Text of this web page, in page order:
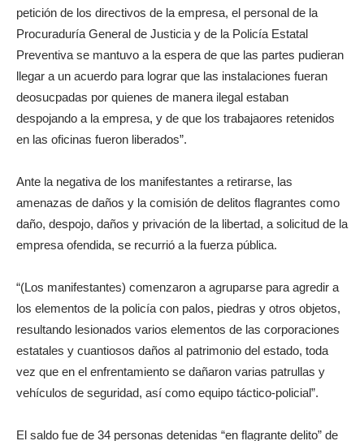
petición de los directivos de la empresa, el personal de la
Procuraduría General de Justicia y de la Policía Estatal
Preventiva se mantuvo a la espera de que las partes pudieran
llegar a un acuerdo para lograr que las instalaciones fueran
deosucpadas por quienes de manera ilegal estaban
despojando a la empresa, y de que los trabajaores retenidos
en las oficinas fueron liberados”.
Ante la negativa de los manifestantes a retirarse, las
amenazas de daños y la comisión de delitos flagrantes como
daño, despojo, daños y privación de la libertad, a solicitud de la
empresa ofendida, se recurrió a la fuerza pública.
“(Los manifestantes) comenzaron a agruparse para agredir a
los elementos de la policía con palos, piedras y otros objetos,
resultando lesionados varios elementos de las corporaciones
estatales y cuantiosos daños al patrimonio del estado, toda
vez que en el enfrentamiento se dañaron varias patrullas y
vehículos de seguridad, así como equipo táctico-policial”.
El saldo fue de 34 personas detenidas “en flagrante delito” de